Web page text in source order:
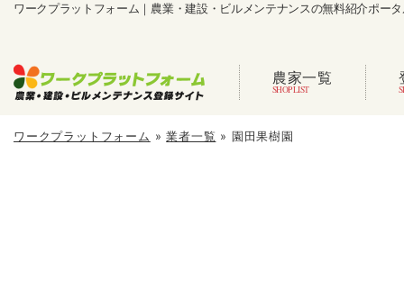
ワークプラットフォーム｜農業・建設・ビルメンテナンスの無料紹介ポー
農家一覧
ワークプラットフォーム »業者一覧 » 園田果樹園